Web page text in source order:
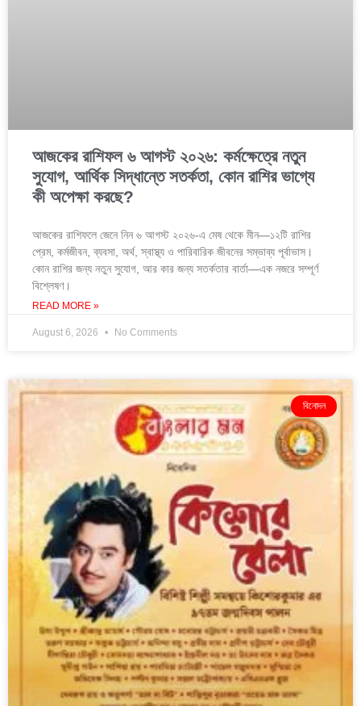
আজকের রাশিফল ৬ আগস্ট ২০২৬: কর্মক্ষেত্রে নতুন
সুযোগ, আর্থিক সিদ্ধান্তে সতর্কতা, কোন রাশির ভাগ্যে
কী অপেক্ষা করছে?
আজকের রাশিফলে জেনে নিন ৬ আগস্ট ২০২৬-এ মেষ থেকে মীন—১২টি রাশির
প্রেম, কর্মজীবন, ব্যবসা, অর্থ, স্বাস্থ্য ও পারিবারিক জীবনের সম্ভাব্য পূর্বাভাস।
কোন রাশির জন্য নতুন সুযোগ, আর কার জন্য সতর্কতার বার্তা—এক নজরে সম্পূর্ণ
বিশ্লেষণ।
READ MORE »
August 6, 2026 No Comments
বিনোদন